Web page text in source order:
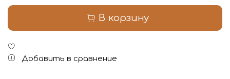
В корзину
Добавить в сравнение